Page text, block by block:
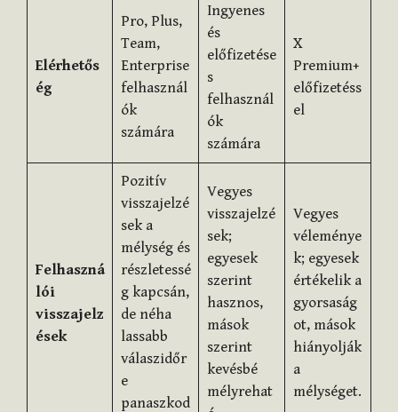
Elérhetős
ég
Pro, Plus,
Team,
Enterprise
felhasznál
ók
számára
Ingyenes
és
előfizetése
s
felhasznál
ók
számára
X
Premium+
előfizetéss
el
Felhaszná
lói
visszajelz
ések
Pozitív
visszajelzé
sek a
mélység és
részletessé
g kapcsán,
de néha
lassabb
válaszidőr
e
panaszkod
Vegyes
visszajelzé
sek;
egyesek
szerint
hasznos,
mások
szerint
kevésbé
mélyrehat
Vegyes
véleménye
k; egyesek
értékelik a
gyorsaság
ot, mások
hiányolják
a
mélységet.